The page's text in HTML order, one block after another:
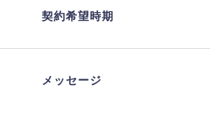
契約希望時期
メッセージ